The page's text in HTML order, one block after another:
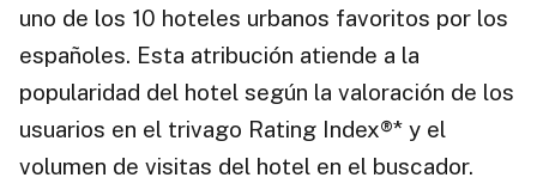
uno de los 10 hoteles urbanos favoritos por los
españoles. Esta atribución atiende a la
popularidad del hotel según la valoración de los
usuarios en el trivago Rating Index®* y el
volumen de visitas del hotel en el buscador.